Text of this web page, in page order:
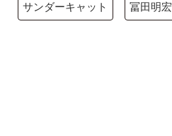
サンダーキャット 冨田明宏